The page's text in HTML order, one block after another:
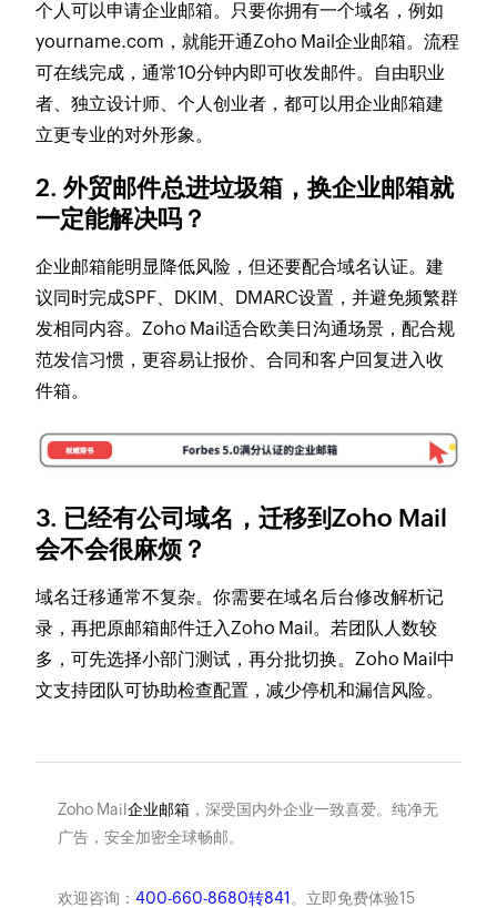
个人可以申请企业邮箱。只要你拥有一个域名，例如
yourname.com，就能开通Zoho Mail企业邮箱。流程
可在线完成，通常10分钟内即可收发邮件。自由职业
者、独立设计师、个人创业者，都可以用企业邮箱建
立更专业的对外形象。
2. 外贸邮件总进垃圾箱，换企业邮箱就
一定能解决吗？
企业邮箱能明显降低风险，但还要配合域名认证。建
议同时完成SPF、DKIM、DMARC设置，并避免频繁群
发相同内容。Zoho Mail适合欧美日沟通场景，配合规
范发信习惯，更容易让报价、合同和客户回复进入收
件箱。
3. 已经有公司域名，迁移到Zoho Mail
会不会很麻烦？
域名迁移通常不复杂。你需要在域名后台修改解析记
录，再把原邮箱邮件迁入Zoho Mail。若团队人数较
多，可先选择小部门测试，再分批切换。Zoho Mail中
文支持团队可协助检查配置，减少停机和漏信风险。
Zoho Mail企业邮箱，深受国内外企业一致喜爱。纯净无
广告，安全加密全球畅邮。
欢迎咨询： 400-660-8680转841 。立即免费体验15